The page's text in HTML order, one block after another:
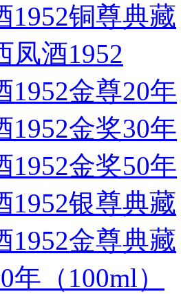
1952铜尊典藏
凤酒1952
1952金尊20年
1952金奖30年
1952金奖50年
1952银尊典藏
1952金尊典藏
年（100ml）